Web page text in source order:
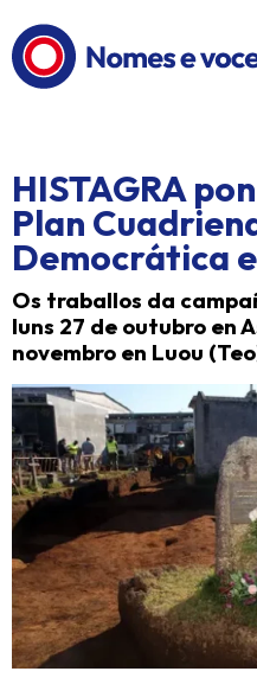
HISTAGRA
Plan
Democrática
Os traballos da
luns 27 de outubro en
novembro en Luou